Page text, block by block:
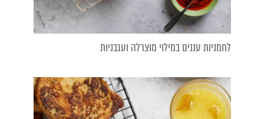
לחמניות עננים במילוי מוצרלה ועגבניות